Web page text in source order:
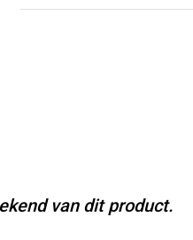
van dit product.